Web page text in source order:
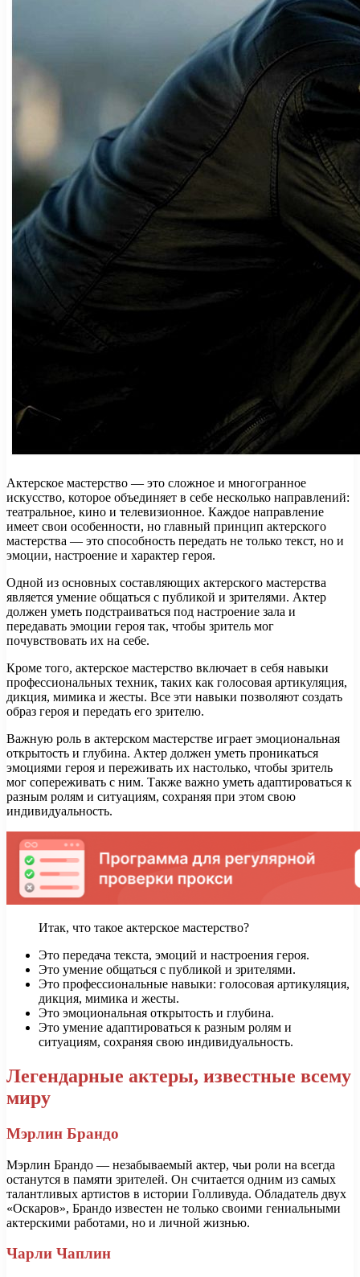
Актерское мастерство — это сложное и многогранное
искусство, которое объединяет в себе несколько направлений:
театральное, кино и телевизионное. Каждое направление
имеет свои особенности, но главный принцип актерского
мастерства — это способность передать не только текст, но и
эмоции, настроение и характер героя.
Одной из основных составляющих актерского мастерства
является умение общаться с публикой и зрителями. Актер
должен уметь подстраиваться под настроение зала и
передавать эмоции героя так, чтобы зритель мог
почувствовать их на себе.
Кроме того, актерское мастерство включает в себя навыки
профессиональных техник, таких как голосовая артикуляция,
дикция, мимика и жесты. Все эти навыки позволяют создать
образ героя и передать его зрителю.
Важную роль в актерском мастерстве играет эмоциональная
открытость и глубина. Актер должен уметь проникаться
эмоциями героя и переживать их настолько, чтобы зритель
мог сопереживать с ним. Также важно уметь адаптироваться к
разным ролям и ситуациям, сохраняя при этом свою
индивидуальность.
Итак, что такое актерское мастерство?
Это передача текста, эмоций и настроения героя.
Это умение общаться с публикой и зрителями.
Это профессиональные навыки: голосовая артикуляция,
дикция, мимика и жесты.
Это эмоциональная открытость и глубина.
Это умение адаптироваться к разным ролям и
ситуациям, сохраняя свою индивидуальность.
Легендарные актеры, известные всему
миру
Мэрлин Брандо
Мэрлин Брандо — незабываемый актер, чьи роли на всегда
останутся в памяти зрителей. Он считается одним из самых
талантливых артистов в истории Голливуда. Обладатель двух
«Оскаров», Брандо известен не только своими гениальными
актерскими работами, но и личной жизнью.
Чарли Чаплин